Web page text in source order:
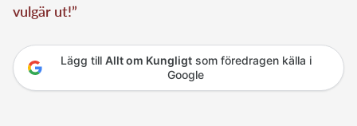
vulgär ut!”
Lägg till Allt om Kungligtsom föredragen källa i
Google